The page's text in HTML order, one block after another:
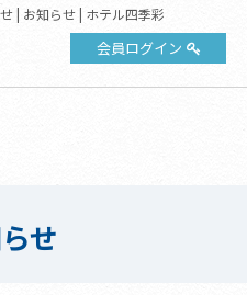
| お知らせ | ホテル四季彩
会員ログイン
せ